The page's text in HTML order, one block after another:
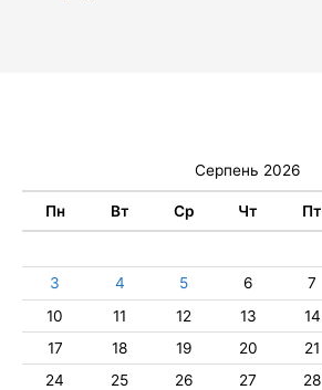
Серпень 2026
Пн Вт Ср Чт Пт
3
4 5 6 7
10
11 12 13 14
17
18 19 20 21
24
25 26 27 28